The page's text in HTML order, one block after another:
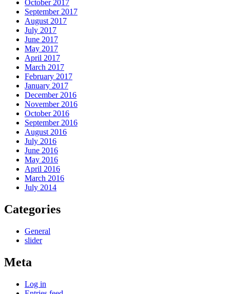
October 2017
September 2017
August 2017
July 2017
June 2017
May 2017
April 2017
March 2017
February 2017
January 2017
December 2016
November 2016
October 2016
September 2016
August 2016
July 2016
June 2016
May 2016
April 2016
March 2016
July 2014
Categories
General
slider
Meta
Log in